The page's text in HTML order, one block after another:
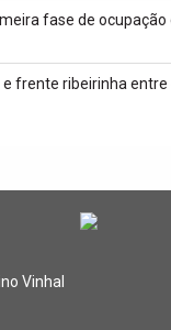
fase de ocupação
e frente ribeirinha entre
Vinhal